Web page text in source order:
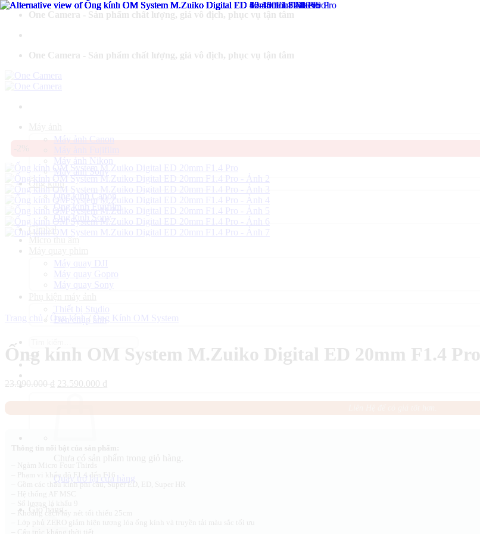
One Camera - Sản phẩm chất lượng, giá vô địch, phục vụ tận tâm
One Camera - Sản phẩm chất lượng, giá vô địch, phục vụ tận tâm
Máy ảnh Canon
Máy ảnh Nikon
Máy ảnh Sony
Ống kính
Ống kính Canon
Ống kính Fujifilm
Ống kính Sony
Gimbal
Micro thu âm
Máy quay DJI
Máy quay Gopro
Máy quay Sony
Thiết bị Studio
Đèn chụp ảnh
kiếm:
Trang chủ / Ống kính / Ống Kính OM System
Ống kính OM System M.Zuiko Digital ED 20mm F1.4 Pro
23.990.000₫
Giá
là:
23.990.000 ₫.
23.590.000 ₫